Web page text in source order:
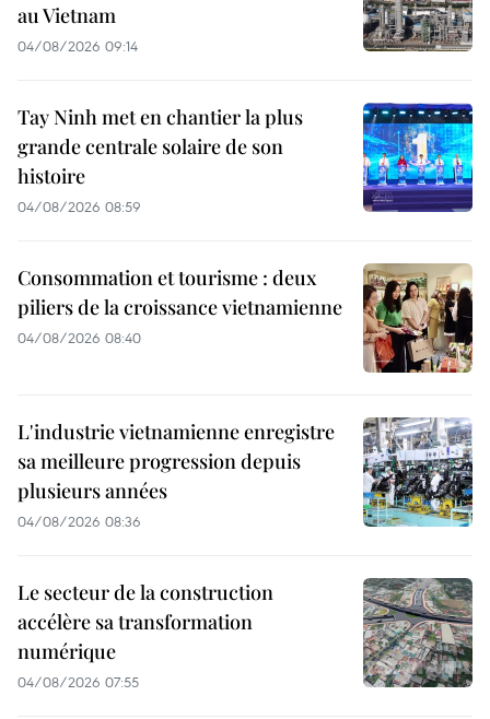
au Vietnam
04/08/2026 09:14
Tay Ninh met en chantier la plus
grande centrale solaire de son
histoire
04/08/2026 08:59
Consommation et tourisme : deux
piliers de la croissance vietnamienne
04/08/2026 08:40
L'industrie vietnamienne enregistre
sa meilleure progression depuis
plusieurs années
04/08/2026 08:36
Le secteur de la construction
accélère sa transformation
numérique
04/08/2026 07:55